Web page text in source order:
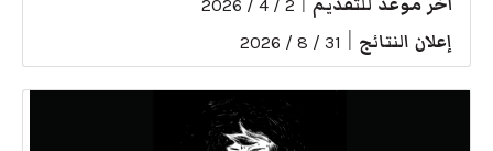
2 / 4 / 2026
إعلان النتائج 31 / 8 / 2026